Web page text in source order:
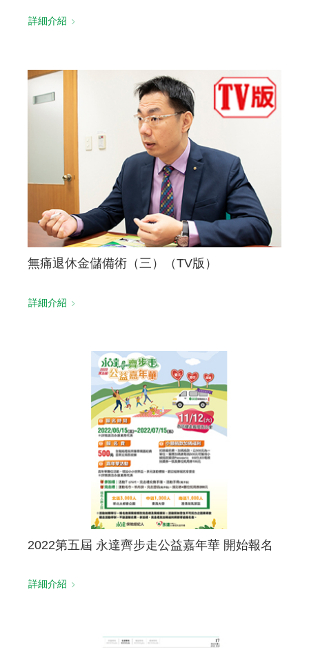
詳細介紹
無痛退休金儲備術（三）（TV版）
詳細介紹
2022第五屆 永達齊步走公益嘉年華 開始報名
詳細介紹